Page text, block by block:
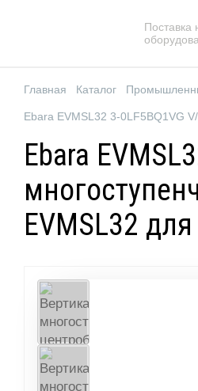
Поставка
Главная Каталог
Ebara
EVMSL32